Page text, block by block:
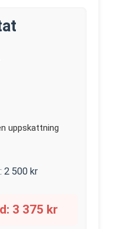
uppskattning
2 500 kr
3 375 kr